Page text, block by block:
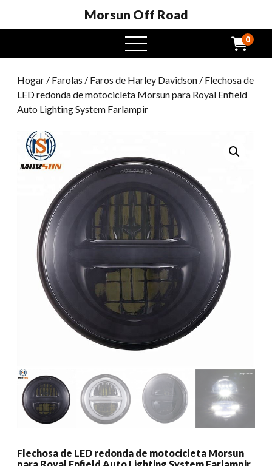
Morsun Off Road
Menú
abierto
0
Hogar / Farolas / Faros de Harley Davidson / Flechosa de
LED redonda de motocicleta Morsun para Royal Enfield
Auto Lighting System Farlampir
Flechosa de LED redonda de motocicleta Morsun